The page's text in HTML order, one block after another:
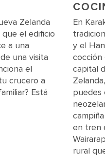
Zelanda
que el edificio
a una
una visita
el
crucero a
Está
En
y el
cocción
capital
puedes
en tren
rural